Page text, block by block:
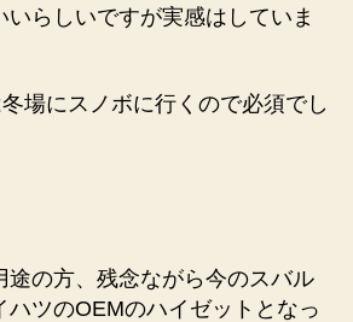
い らしいですが実感はしていま
場にスノボに行くので必須でし
途の方、残念ながら今のスバル
ハツのOEMのハイゼットとなっ